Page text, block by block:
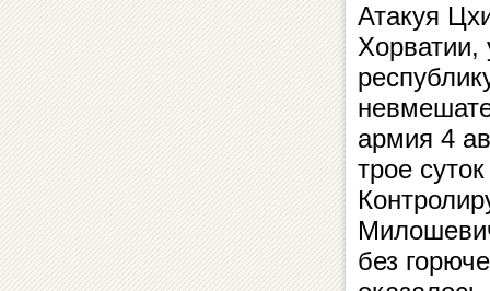
Атакуя
Хорватии,
армия 4
трое
без